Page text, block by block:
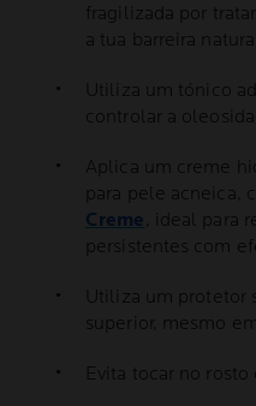
fragilizada por
a tua barreira natural.
Utiliza um tónico
controlar a
Aplica um creme
para pele acneica,
Creme , ideal para
persistentes com
Utiliza um protetor
superior, mesmo
Evita tocar no rosto